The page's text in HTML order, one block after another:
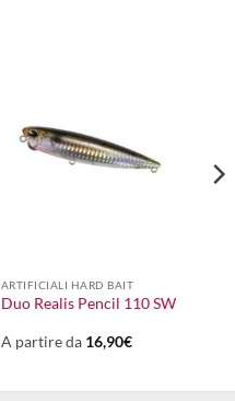
ARTIFICIALI HARD BAIT
Duo Realis Pencil 110 SW
A partire da 16,90€